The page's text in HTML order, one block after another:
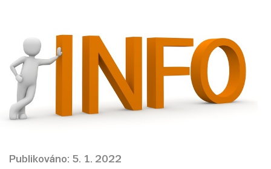
Publikováno: 5. 1. 2022